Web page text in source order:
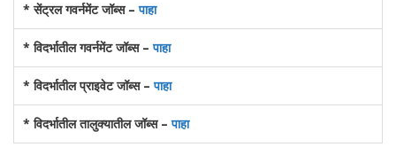
* सेंट्रल गवर्नमेंट जॉब्स –पाहा
* विदर्भातील गवर्नमेंट जॉब्स –पाहा
* विदर्भातील प्राइवेट जॉब्स –पाहा
* विदर्भातील तालुक्यातील जॉब्स –पाहा